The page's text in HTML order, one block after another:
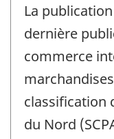
référence
de
changement
-
La
dernière
commerce
classification
du Nord